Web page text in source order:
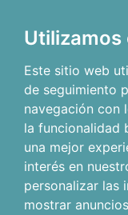
Utilizamos
Este sitio web
de seguimiento
navegación con
la funcionalidad
una mejor
interés en
personalizar las
mostrar